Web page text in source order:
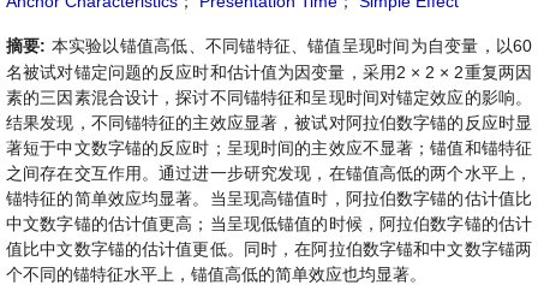
摘要: 本实验以锚值高低、不同锚特征、锚值呈现时间为自变量，以60
名被试对锚定问题的反应时和估计值为因变量，采用2 × 2 × 2重复两因
素的三因素混合设计，探讨不同锚特征和呈现时间对锚定效应的影响。
结果发现，不同锚特征的主效应显著，被试对阿拉伯数字锚的反应时显
著短于中文数字锚的反应时；呈现时间的主效应不显著；锚值和锚特征
之间存在交互作用。通过进一步研究发现，在锚值高低的两个水平上，
锚特征的简单效应均显著。当呈现高锚值时，阿拉伯数字锚的估计值比
中文数字锚的估计值更高；当呈现低锚值的时候，阿拉伯数字锚的估计
值比中文数字锚的估计值更低。同时，在阿拉伯数字锚和中文数字锚两
个不同的锚特征水平上，锚值高低的简单效应也均显著。